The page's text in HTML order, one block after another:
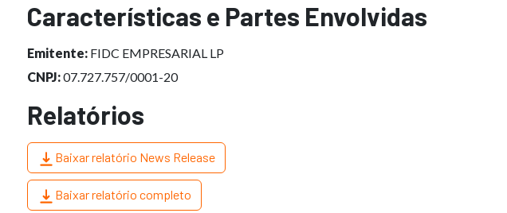
Características e Partes Envolvidas
Emitente: FIDC EMPRESARIAL LP
CNPJ:07.727.757/0001-20
Relatórios
Baixar relatório News Release
Baixar relatório completo